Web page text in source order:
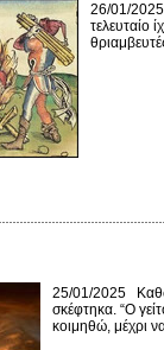
26/01/2025
τελευταίο
25/01/2025
σκέφτηκα. “Ο
κοιμηθώ, μέχρι